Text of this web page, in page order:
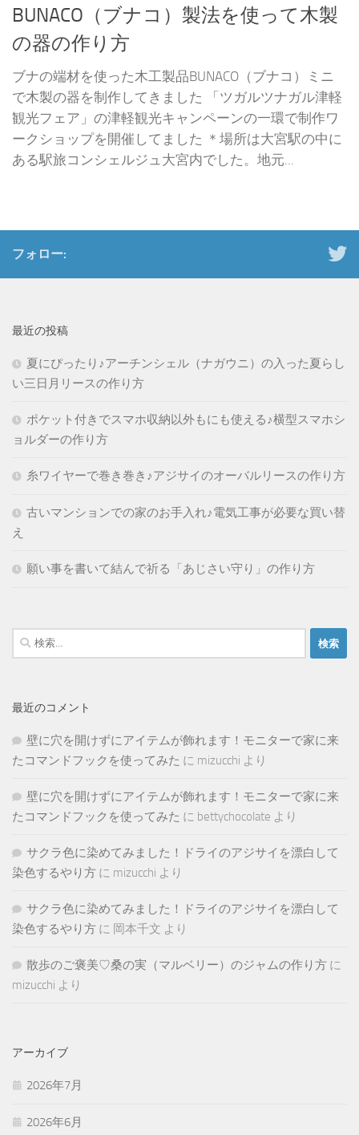
BUNACO（ブナコ）製法を使って木製
の器の作り方
ブナの端材を使った木工製品BUNACO（ブナコ）ミニ
で木製の器を制作してきました 「ツガルツナガル津軽
観光フェア」の津軽観光キャンペーンの一環で制作ワ
ークショップを開催してました ＊場所は大宮駅の中に
ある駅旅コンシェルジュ大宮内でした。地元...
フォロー:
最近の投稿
夏にぴったり♪アーチンシェル（ナガウニ）の入った夏らし
い三日月リースの作り方
ポケット付きでスマホ収納以外もにも使える♪横型スマホシ
ョルダーの作り方
糸ワイヤーで巻き巻き♪アジサイのオーバルリースの作り方
古いマンションでの家のお手入れ♪電気工事が必要な買い替
え
願い事を書いて結んで祈る「あじさい守り」の作り方
検
索:
最近のコメント
壁に穴を開けずにアイテムが飾れます！モニターで家に来
たコマンドフックを使ってみた に mizucchi より
壁に穴を開けずにアイテムが飾れます！モニターで家に来
たコマンドフックを使ってみた に bettychocolate より
サクラ色に染めてみました！ドライのアジサイを漂白して
染色するやり方 に mizucchi より
サクラ色に染めてみました！ドライのアジサイを漂白して
染色するやり方 に 岡本千文 より
散歩のご褒美♡桑の実（マルベリー）のジャムの作り方 に
mizucchi より
アーカイブ
2026年7月
2026年6月